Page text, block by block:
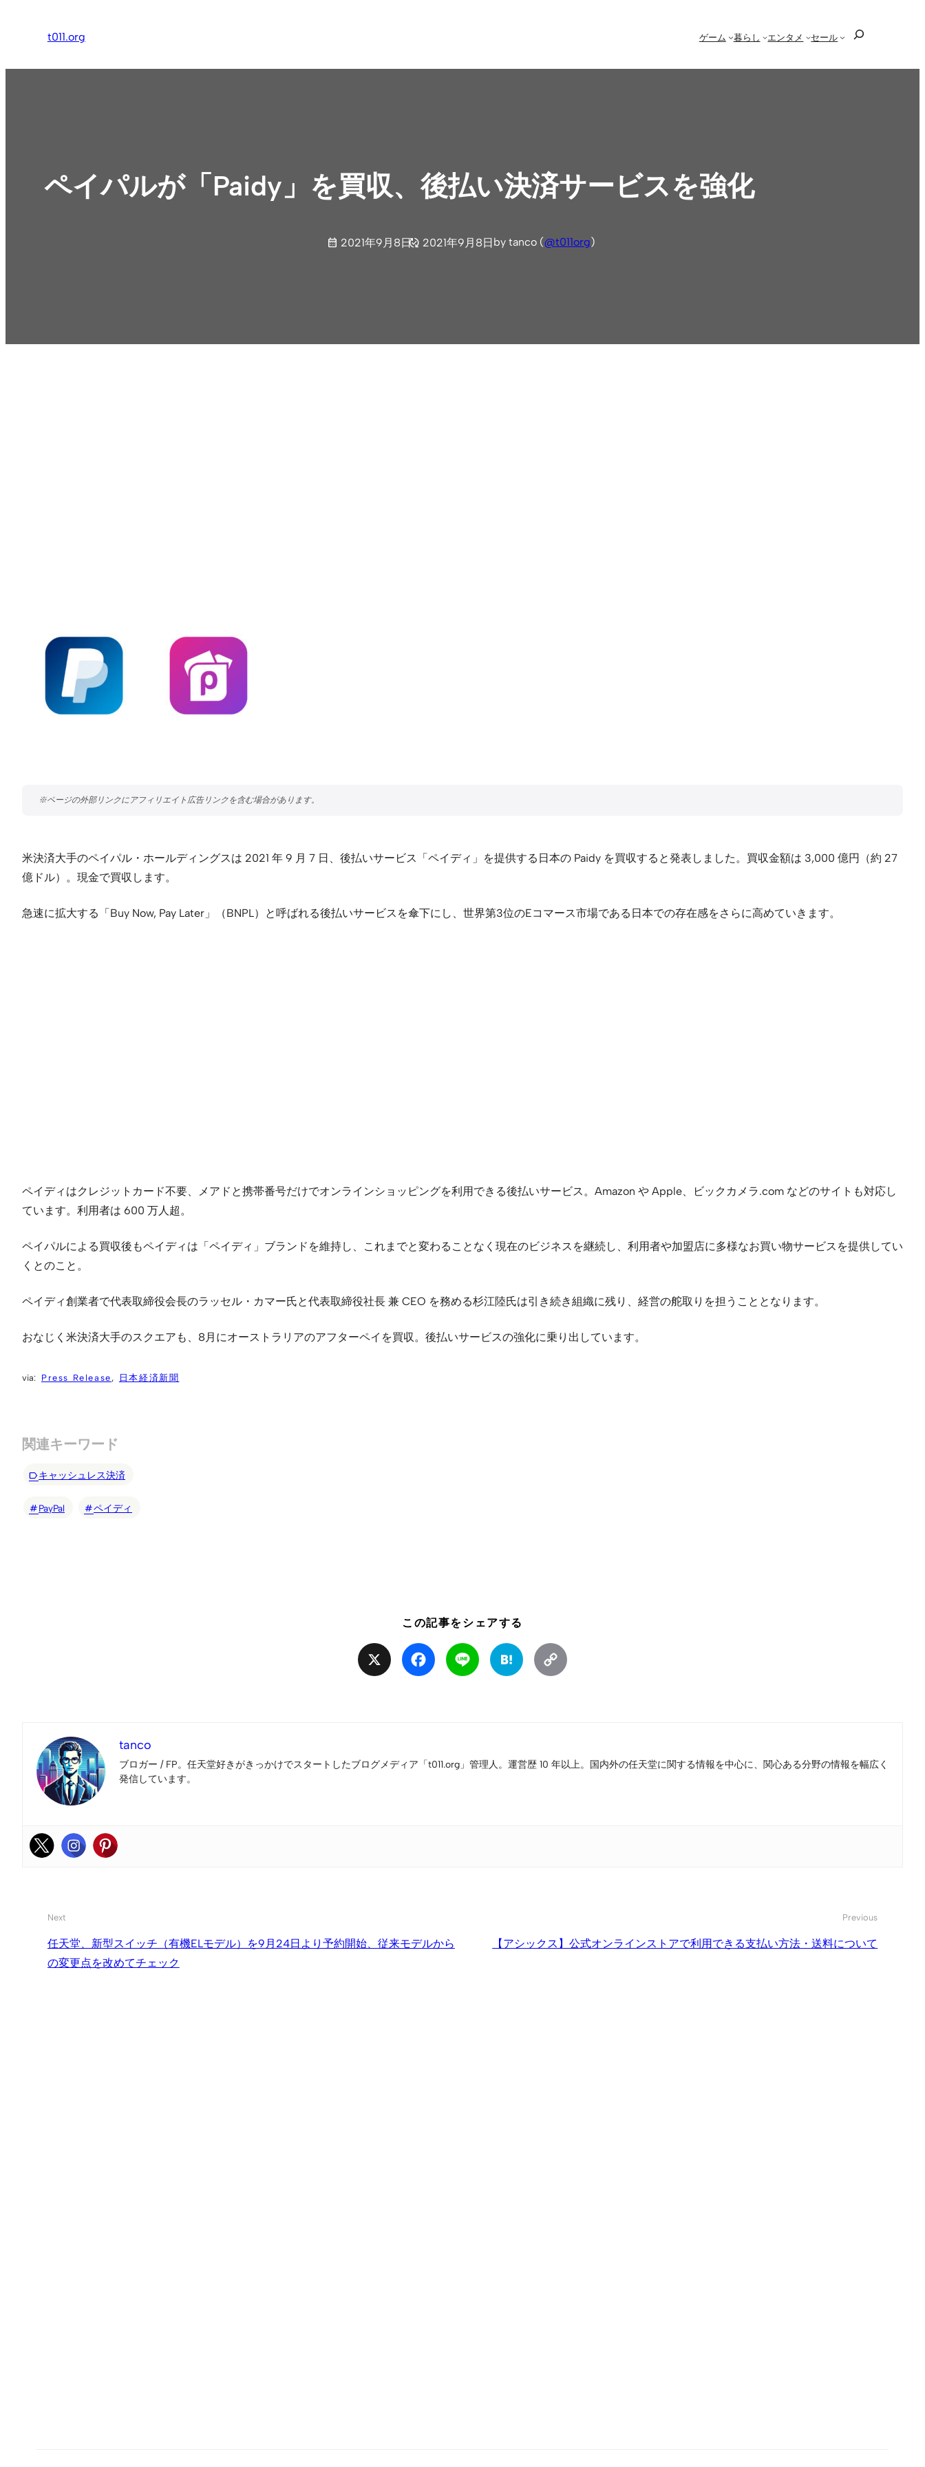
ス
t011.org ゲーム 暮らし エンタメ セール
ペイパルが「Paidy」を買収、後払い決済サービスを強化
2021年9月8日 2021年9月8日 by tanco (@t011org)
米決済大手のペイパル・ホールディングスは 2021 年 9 月 7 日、後払いサービス「ペイディ」を提供する日本の Paidy を買収すると発表しました。買収金額は 3,000 億円（約 27
億ドル）。現金で買収します。
急速に拡大する「Buy Now, Pay Later」（BNPL）と呼ばれる後払いサービスを傘下にし、世界第3位のEコマース市場である日本での存在感をさらに高めていきます。
ペイディはクレジットカード不要、メアドと携帯番号だけでオンラインショッピングを利用できる後払いサービス。Amazon や Apple、ビックカメラ.com などのサイトも対応し
ています。利用者は 600 万人超。
ペイパルによる買収後もペイディは「ペイディ」ブランドを維持し、これまでと変わることなく現在のビジネスを継続し、利用者や加盟店に多様なお買い物サービスを提供してい
くとのこと。
ペイディ創業者で代表取締役会長のラッセル・カマー氏と代表取締役社長 兼 CEO を務める杉江陸氏は引き続き組織に残り、経営の舵取りを担うこととなります。
おなじく米決済大手のスクエアも、8月にオーストラリアのアフターペイを買収。後払いサービスの強化に乗り出しています。
Press Release 日本経済新聞
関連キーワード
キャッシュレス決済
PayPal ペイディ
この記事をシェアする
Facebook Line Hatena
tanco
ブロガー / FP。任天堂好きがきっかけでスタートしたブログメディア「t011.org」管理人。運営歴 10 年以上。国内外の任天堂に関する情報を中心に、関心ある分野の情報を幅広く
発信しています。
Next
任天堂、新型スイッチ（有機ELモデル）を9月24日より予約開始、従来モデルから
の変更点を改めてチェック
Previous
【アシックス】公式オンラインストアで利用できる支払い方法・送料について